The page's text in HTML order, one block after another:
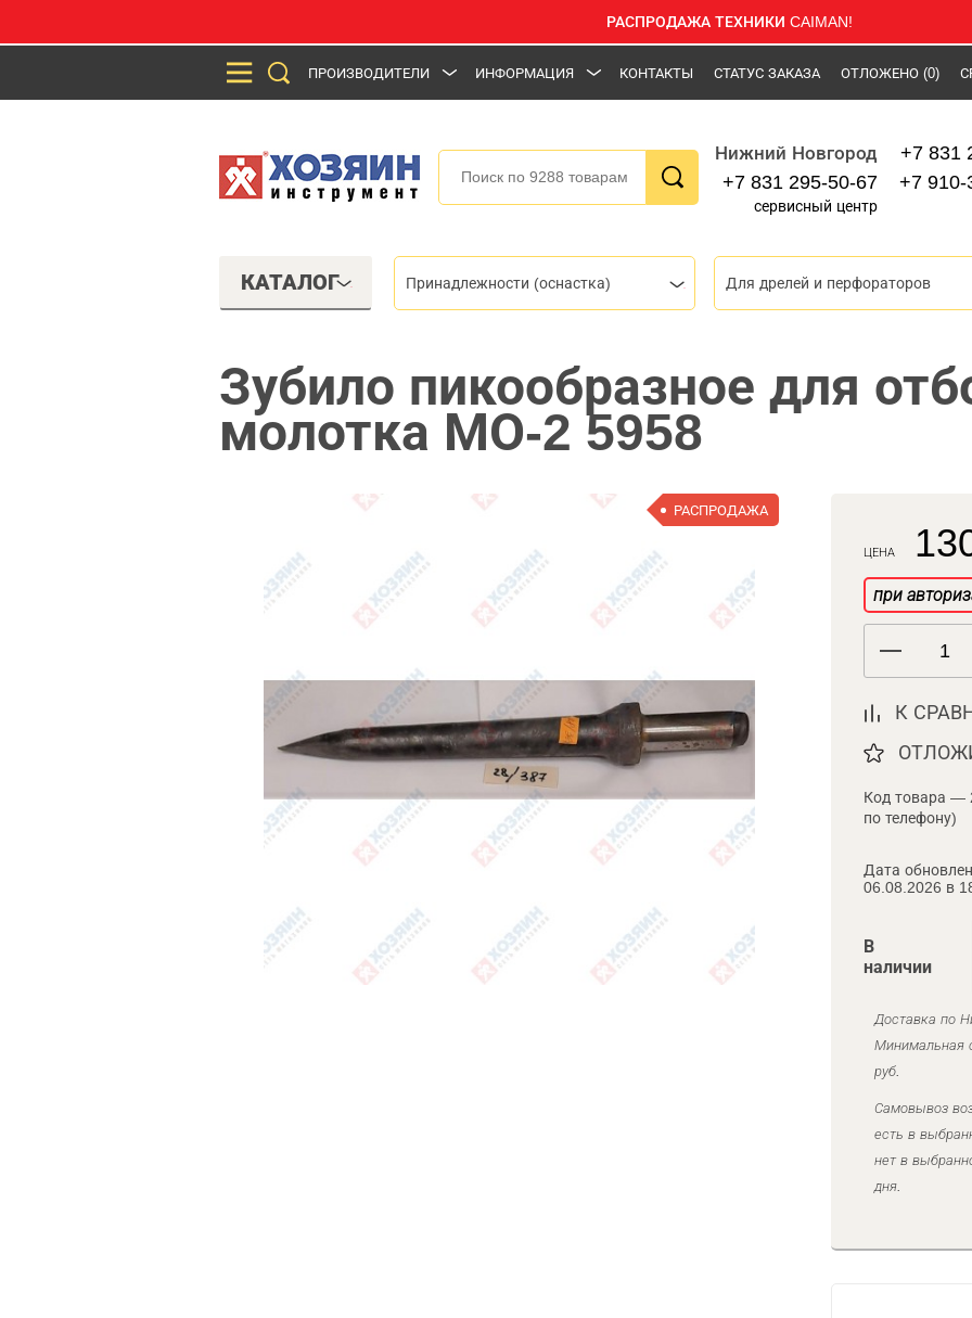
РАСПРОДАЖА ТЕХНИКИ CAIMAN!
ПРОИЗВОДИТЕЛИ ИНФОРМАЦИЯ КОНТАКТЫ СТАТУС ЗАКАЗА ОТЛОЖЕНО (0)
Нижний Новгород
+7 831 295-50-67
сервисный центр
+7 831
+7 910-
КАТАЛОГ Принадлежности (оснастка) Для дрелей и перфораторов
Зубило пикообразное для
молотка МО-2 5958
РАСПРОДАЖА
ЦЕНА
при
К
Код товара —
по телефону)
Дата
06.08.2026 в
В
наличии
Доставка по
Минимальная
руб.
Самовывоз
есть в
нет в
дня.